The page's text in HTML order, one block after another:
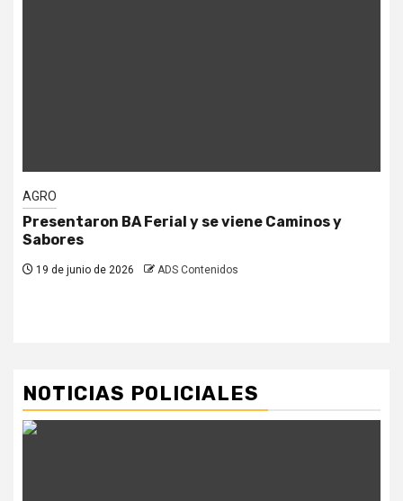
AGRO
Presentaron BA Ferial y se viene Caminos y
Sabores
19 de junio de 2026 ADS Contenidos
NOTICIAS POLICIALES